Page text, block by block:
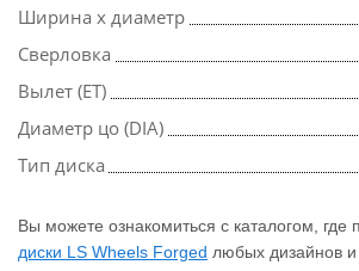
Ширина х диаметр
Сверловка
Вылет (ET)
Диаметр цо (DIA)
Тип диска
Вы можете ознакомиться с каталогом, где
диски LS Wheels Forged любых дизайнов и